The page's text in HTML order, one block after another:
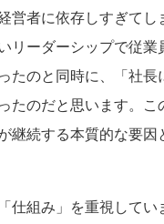
営者に依存しすぎてし
リーダーシップで従業
たのと同時に、「社長
たのだと思います。こ
継続する本質的な要因
組み」を重視してい